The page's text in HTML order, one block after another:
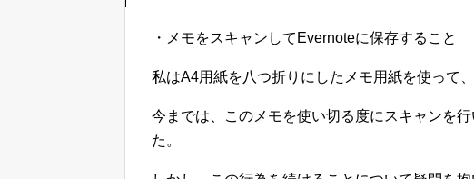
・メモをスキャンしてEvernoteに保存すること
私はA4用紙を八つ折りにしたメモ用紙を使って
今までは、このメモを使い切る度にスキャンを
た。